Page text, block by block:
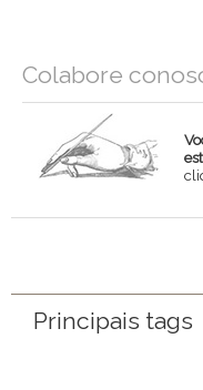
Colabore
Principais tags